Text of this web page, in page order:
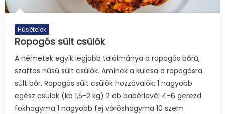
Húsételek
Ropogós sült csülök
A németek egyik legjobb találmánya a ropogós bőrű,
szaftos húsú sült csülök. Aminek a kulcsa a ropogósra
sült bőr. Ropogós sült csülök hozzávalók: 1 nagyobb
egész csülök (kb 1,5-2 kg) 2 db babérlevél 4-6 gerezd
fokhagyma 1 nagyobb fej vöröshagyma 10 szem